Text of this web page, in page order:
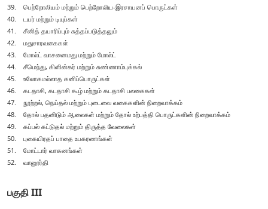
39. பெற்றோலியம் மற்றும் பெற்றோலிய-இரசாயனப் பொருட்கள்
40. டயர் மற்றும் டியுப்கள்
41. சீனித் தயாரிப்பும் சுத்தப்படுத்தலும்
42. மதுசாரவகைகள்
43. மோல்ட் வாசனைமது மற்றும் மோல்ட்
44. சீமெந்து, கிளின்கர் மற்றும் சுண்ணாம்புக்கல்
45. உலோகமல்லாத கனிப்பொருட்கள்
46. கடதாசி, கடதாசி கூழ் மற்றும் கடதாசி பலகைகள்
47. நூற்றல், நெய்தல் மற்றும் புடைவை வகைகளின் நிறைவாக்கம்
48. தோல் பதனிடும் ஆலைகள் மற்றும் தோல் உற்பத்தி பொருட்களின் நிறைவாக்கம்
49. கப்பல் கட்டுதல் மற்றும் திருத்த வேலைகள்
50. புகையிரதப் பாதை உபகரணங்கள்
51. மோட்டார் வாகனங்கள்
52. வானூர்தி
பகுதி III